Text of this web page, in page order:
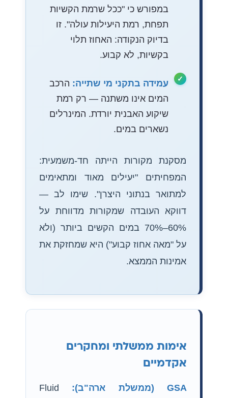
במפורש כי "ככל שרמת הקשיות
תפחת, רמת היעילות עולה". זו
בדיוק הנקודה: האחוז תלוי
בקשיות, לא קבוע.
עמידה בתקני מי שתייה: הרכב
המים אינו משתנה — רק רמת
שיקוע האבנית יורדת. המינרלים
נשארים במים.
מסקנת מקורות הייתה חד-משמעית:
המפחיתים "יעילים מאוד ומתאימים
למתואר בנתוני היצרן". שימו לב —
דווקא העובדה שמקורות מדווחת על
60%–70% במים הקשים ביותר (ולא
על "מאה אחוז קבוע") היא שמחזקת את
אמינות הממצא.
אימות ממשלתי ומחקרים
אקדמיים
GSA (ממשלת ארה"ב):
Fluid